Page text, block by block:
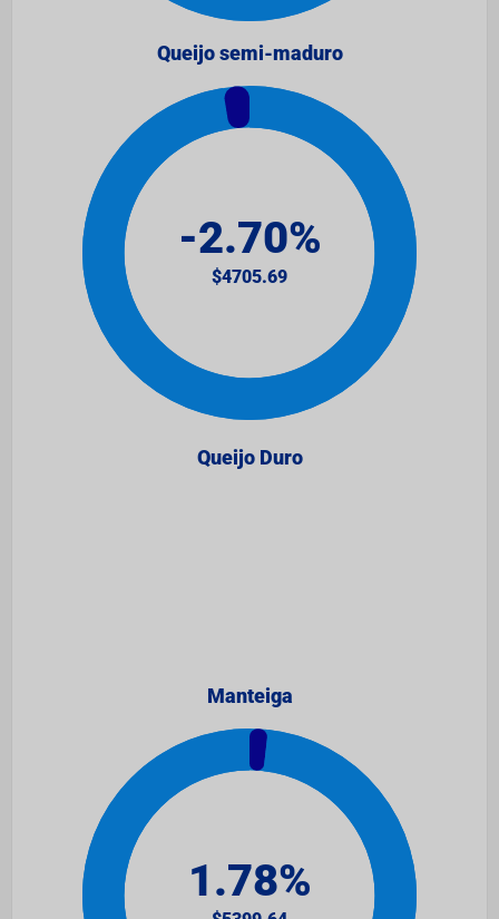
Queijo semi-maduro
Queijo Duro
Manteiga